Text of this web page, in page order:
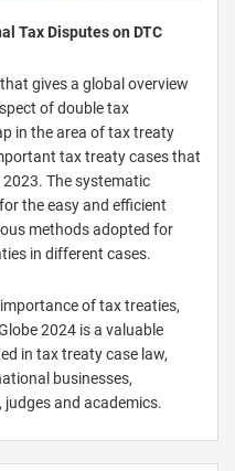
Tax Disputes on DTC
gives a global overview
of double tax
in the area of tax treaty
tax treaty cases that
The systematic
the easy and efficient
methods adopted for
in different cases.
of tax treaties,
2024 is a valuable
in tax treaty case law,
businesses,
and academics.